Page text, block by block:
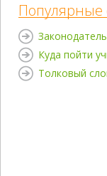
Популярные
Куда пойти
Толковый